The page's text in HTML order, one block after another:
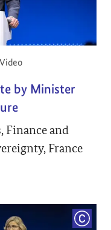
Video
by Minister
Finance and
France